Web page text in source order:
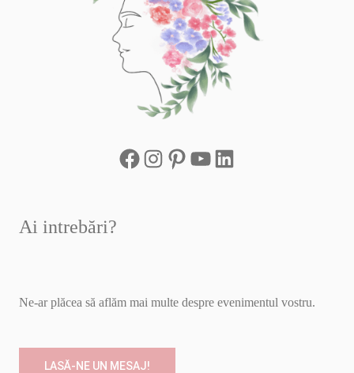
Ai intrebări?
Ne-ar plăcea să aflăm mai multe despre evenimentul vostru.
LASĂ-NE UN MESAJ!